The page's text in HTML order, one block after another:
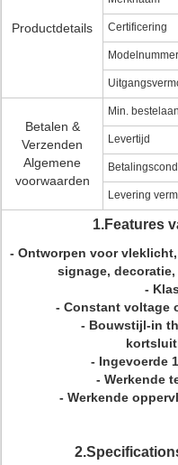
Productdetails Certificering
Modelnummer
Betalen &
Verzenden
Algemene
voorwaarden
Min.
Levertijd
Levering
1.Features
- Ontworpen voor
signage,
-
- Constant voltage
- Bouwstijl-in
- Ingevoerde
- Werkende
- Werkende